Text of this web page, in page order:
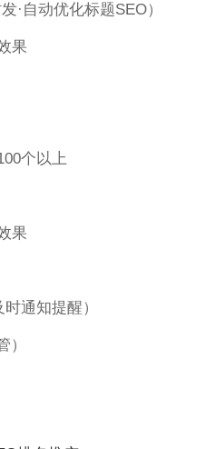
自动优化标题SEO）
果
个以上
果
通知提醒）